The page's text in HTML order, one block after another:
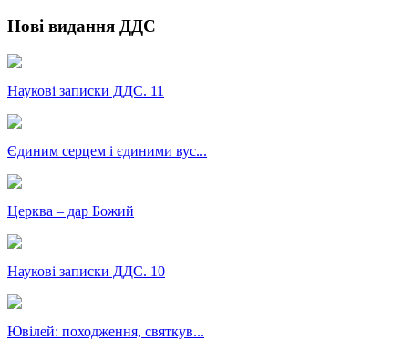
Нові видання ДДС
Наукові записки ДДС. 11
Єдиним серцем і єдиними вус...
Церква – дар Божий
Наукові записки ДДС. 10
Ювілей: походження, святкув...